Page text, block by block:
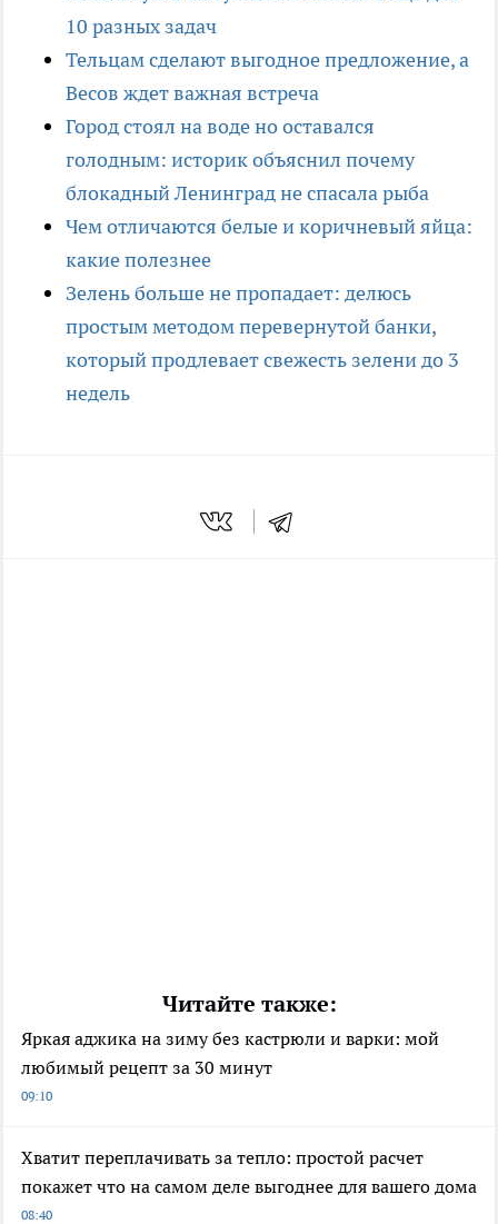
10 разных задач
Тельцам сделают выгодное предложение, а
Весов ждет важная встреча
Город стоял на воде но оставался
голодным: историк объяснил почему
блокадный Ленинград не спасала рыба
Чем отличаются белые и коричневый яйца:
какие полезнее
Зелень больше не пропадает: делюсь
простым методом перевернутой банки,
который продлевает свежесть зелени до 3
недель
Читайте также:
Яркая аджика на зиму без кастрюли и варки: мой
любимый рецепт за 30 минут
09:10
Хватит переплачивать за тепло: простой расчет
покажет что на самом деле выгоднее для вашего дома
08:40